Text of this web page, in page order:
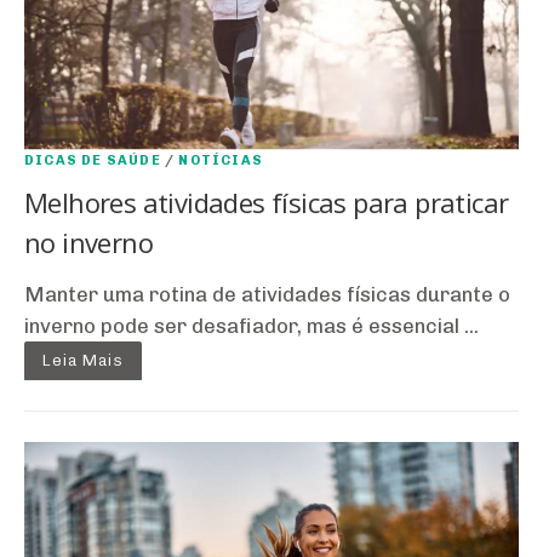
DICAS DE SAÚDE / NOTÍCIAS
Melhores atividades físicas para praticar
no inverno
Manter uma rotina de atividades físicas durante o
inverno pode ser desafiador, mas é essencial ...
Leia Mais